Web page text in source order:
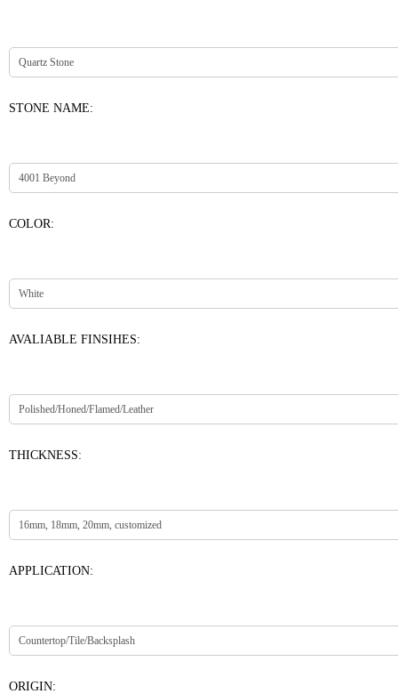
STONE NAME:
COLOR:
AVALIABLE FINSIHES:
THICKNESS:
APPLICATION:
ORIGIN: